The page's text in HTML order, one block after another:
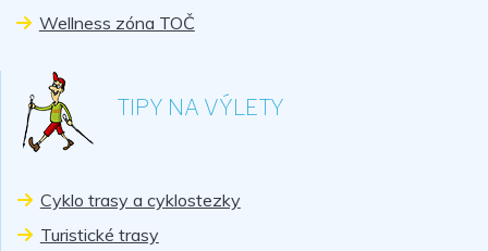
Wellness zóna TOČ
TIPY NA VÝLETY
Cyklo trasy a cyklostezky
Turistické trasy